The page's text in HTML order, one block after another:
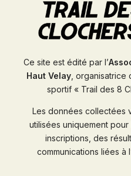
Ce site est édité par l’
Haut Velay, organisatrice
sportif « Trail des 8
Les données collectées
utilisées uniquement
inscriptions, des
communications liées à